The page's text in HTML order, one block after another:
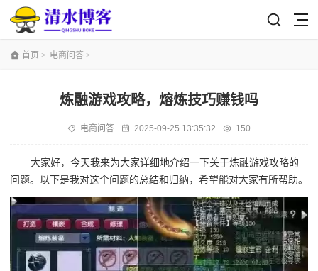
首页 > 电商问答 >
炼融游戏攻略，熔炼技巧赚钱吗
电商问答 2025-09-25 13:35:32 150
大家好，今天我来为大家详细地介绍一下关于炼融游戏攻略的
问题。以下是我对这个问题的总结和归纳，希望能对大家有所帮助。